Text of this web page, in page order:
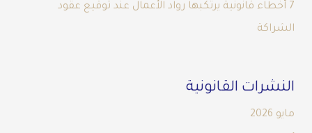
7 أخطاء قانونية يرتكبها رواد الأعمال عند توقيع عقود
الشراكة
النشرات القانونية
مايو 2026